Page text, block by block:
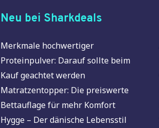
Neu bei Sharkdeals
Merkmale hochwertiger
Proteinpulver: Darauf sollte beim
Kauf geachtet werden
Matratzentopper: Die preiswerte
Bettauflage für mehr Komfort
Hygge – Der dänische Lebensstil